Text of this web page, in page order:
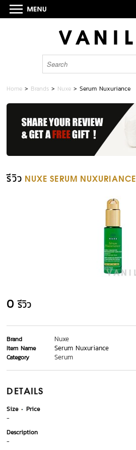
Home > Brands > Nuxe >Serum Nuxuriance
รีวิว NUXE SERUM NUXURIANCE
0 รีวิว
Brand Nuxe
Item Name Serum Nuxuriance
Category Serum
DETAILS
Size
Price
-
Description
-